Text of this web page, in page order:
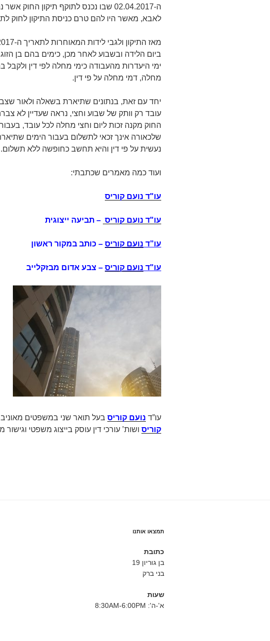
ה-02.04.2017 שבו נכנס לתוקף תיקון החוק
לאבא, מאשר היו להם טרם כניסת התיקון לחוק
ביום הלידה ובשבוע לאחר מכן, כימים בהם בן
ימי היעדרות מהעבודה כימי מחלה לפי דין ולקבל
מחלה, דמי מחלה על פי דין.
יחד עם זאת, בנתונים שתיארת בשאלה ולאור
החוק מקנה זכות ליום וחצי מחלה לכל עובד,
שלכאורה אינך זכאי לתשלום בעבור הימים
נעשית על פי דין והיא תחשב כחופשה ללא תשלום.
ועוד כמה מאמרים שכתבתי:
עו"ד נועם קוריס
עו"ד נועם קוריס – תביעה ייצוגית
עו”ד נועם קוריס – כותב במקור ראשון
עו"ד נועם קוריס – צבע אדום מבזקלייב
עו”ד נועם קוריס בעל תואר שני במשפטים
קוריס ושות’ עורכי דין עוסק בייצוג משפטי וגישור מאז
תמצאו אותנו
כתובת
בן גוריון 19
בני ברק
שעות
א'-ה': 8:30AM-6:00PM